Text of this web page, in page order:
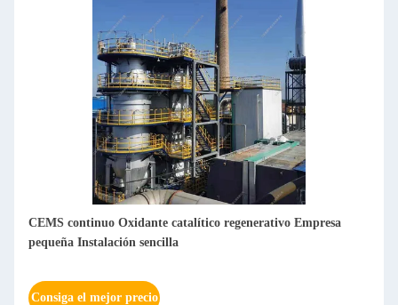
Alta tasa de purificación Almacenamiento de calor Horno
catalítico Alta tasa de recuperación de calor Funcionamiento
Consiga el mejor precio